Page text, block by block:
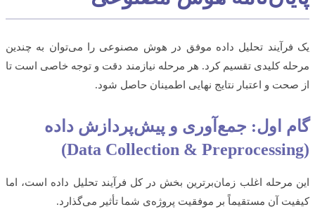
تحلیل داده موفق در هوش مصنوعی را می‌توان به چندین
کلیدی تقسیم کرد. هر مرحله نیازمند دقت و توجه خاصی است تا
و اعتبار نتایج نهایی اطمینان حاصل شود.
اول: جمع‌آوری و پیش‌پردازش داده
اغلب زمان‌برترین بخش در کل فرآیند تحلیل داده است، اما
آن مستقیماً بر موفقیت پروژه‌ی شما تأثیر می‌گذارد.